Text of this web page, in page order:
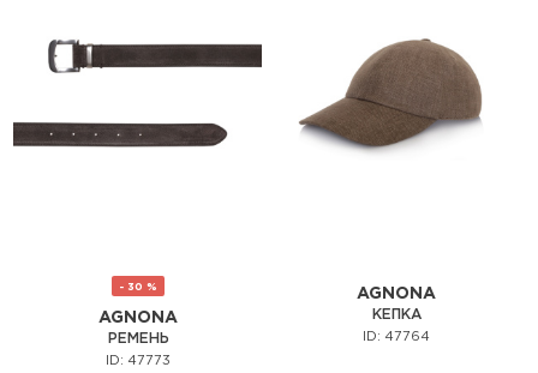
- 30 %
AGNONA
РЕМЕНЬ
ID: 47773
AGNONA
КЕПКА
ID: 47764